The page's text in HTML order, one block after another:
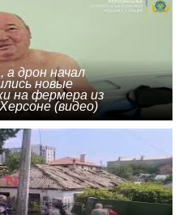
дрон начал
новые
на фермера из
(видео)